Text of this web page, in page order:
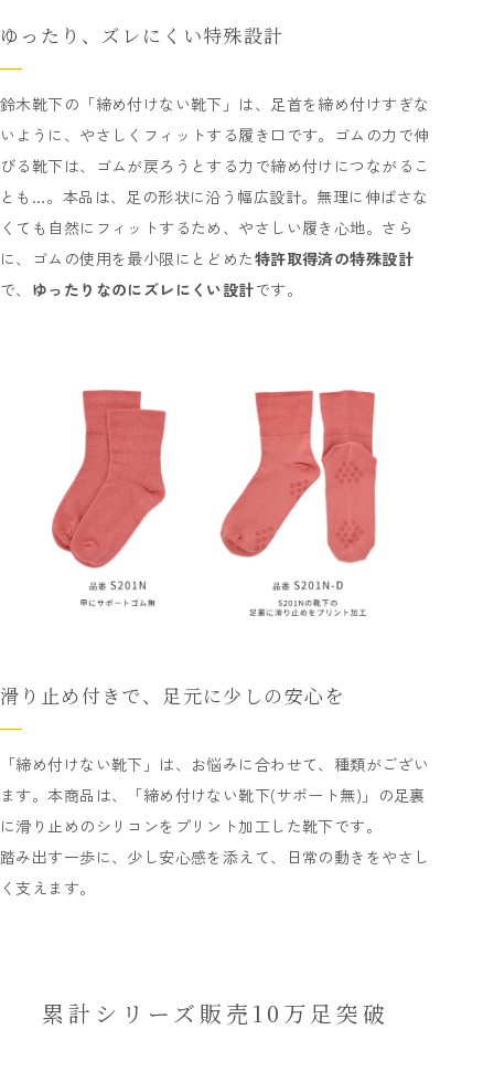
ゆったり、ズレにくい特殊設計
鈴木靴下の「締め付けない靴下」は、足首を締め付けすぎな
いように、やさしくフィットする履き口です。ゴムの力で伸
びる靴下は、ゴムが戻ろうとする力で締め付けにつながるこ
とも…。本品は、足の形状に沿う幅広設計。無理に伸ばさな
くても自然にフィットするため、やさしい履き心地。さら
に、ゴムの使用を最小限にとどめた特許取得済の特殊設計
で、 ゆったりなのにズレにくい設計です。
滑り止め付きで、足元に少しの安心を
「締め付けない靴下」は、お悩みに合わせて、種類がござい
ます。本商品は、「締め付けない靴下(サポート無)」の足裏
に滑り止めのシリコンをプリント加工した靴下です。
踏み出す一歩に、少し安心感を添えて、日常の動きをやさし
く支えます。
累計シリーズ販売10万足突破